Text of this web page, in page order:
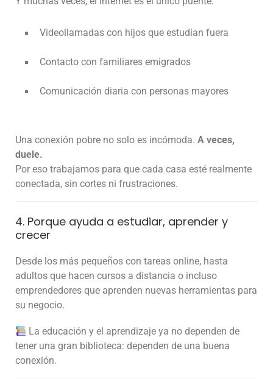
Videollamadas con hijos que estudian fuera
Contacto con familiares emigrados
Comunicación diaria con personas mayores
Una conexión pobre no solo es incómoda. A veces,
duele.
Por eso trabajamos para que cada casa esté realmente
conectada, sin cortes ni frustraciones.
4. Porque ayuda a estudiar, aprender y
crecer
Desde los más pequeños con tareas online, hasta
adultos que hacen cursos a distancia o incluso
emprendedores que aprenden nuevas herramientas para
su negocio.
La educación y el aprendizaje ya no dependen de
tener una gran biblioteca: dependen de una buena
conexión.